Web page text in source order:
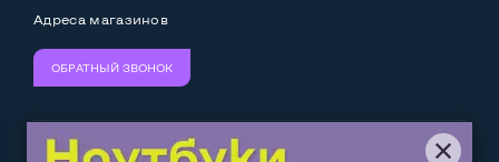
Адреса магазинов
ОБРАТНЫЙ ЗВОНОК
Мы принимаем: Следите за нами: